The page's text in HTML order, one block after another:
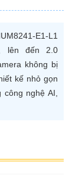
E1-L1
lên đến 2.0
không bị
kế nhỏ gọn
nghệ AI,